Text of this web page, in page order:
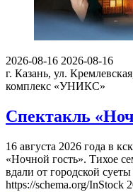
2026-08-16 2026-08-16
г. Казань, ул.
комплекс «УНИКС»
Спектакль
16 августа 2026 года в
«Ночной гость». Тихое
вдали от городской
https://schema.org/InStock